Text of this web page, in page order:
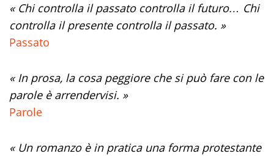
« Chi controlla il passato controlla il futuro… Chi
controlla il presente controlla il passato. »
Passato
« In prosa, la cosa peggiore che si può fare con le
parole è arrendervisi. »
Parole
« Un romanzo è in pratica una forma protestante